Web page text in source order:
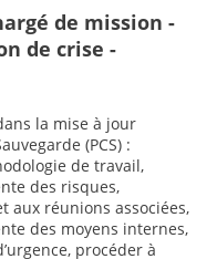
de mission -
de crise -
la mise à jour
(PCS) :
de travail,
des risques,
aux réunions associées,
des moyens internes,
procéder à